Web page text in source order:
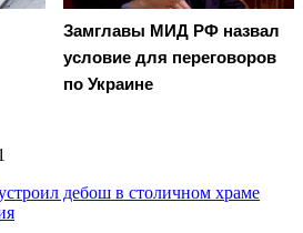
Замглавы МИД РФ назвал
условие для переговоров
по Украине
дебош в столичном храме